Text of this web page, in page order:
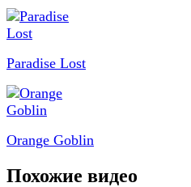
Paradise Lost
Orange Goblin
Похожие видео